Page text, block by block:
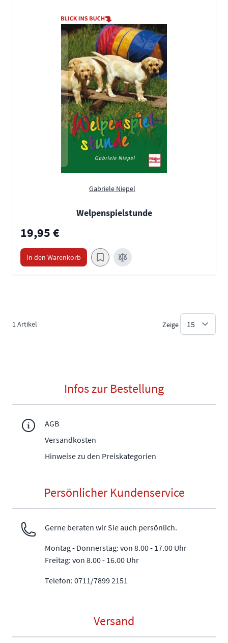
Gabriele Niepel
Welpenspielstunde
19,95 €
In den Warenkorb
1Artikel Zeige
Infos zur Bestellung
AGB
Versandkosten
Hinweise zu den Preiskategorien
Persönlicher Kundenservice
Gerne beraten wir Sie auch persönlich.
Montag - Donnerstag: von 8.00 - 17.00 Uhr
Freitag: von 8.00 - 16.00 Uhr
Telefon: 0711/7899 2151
Versand